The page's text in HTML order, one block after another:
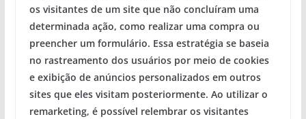
os visitantes de um site que não concluíram uma
determinada ação, como realizar uma compra ou
preencher um formulário. Essa estratégia se baseia
no rastreamento dos usuários por meio de cookies
e exibição de anúncios personalizados em outros
sites que eles visitam posteriormente. Ao utilizar o
remarketing, é possível relembrar os visitantes